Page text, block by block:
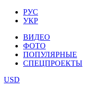
РУС
УКР
ВИДЕО
ФОТО
ПОПУЛЯРНЫЕ
СПЕЦПРОЕКТЫ
USD